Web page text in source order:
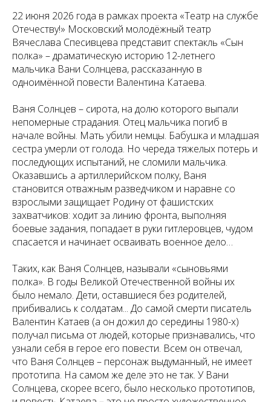
22 июня 2026 года в рамках проекта «Театр на службе
Отечеству!» Московский молодёжный театр
Вячеслава Спесивцева представит спектакль «Сын
полка» – драматическую историю 12-летнего
мальчика Вани Солнцева, рассказанную в
одноимённой повести Валентина Катаева.
Ваня Солнцев – сирота, на долю которого выпали
непомерные страдания. Отец мальчика погиб в
начале войны. Мать убили немцы. Бабушка и младшая
сестра умерли от голода. Но череда тяжелых потерь и
последующих испытаний, не сломили мальчика.
Оказавшись а артиллерийском полку, Ваня
становится отважным разведчиком и наравне со
взрослыми защищает Родину от фашистских
захватчиков: ходит за линию фронта, выполняя
боевые задания, попадает в руки гитлеровцев, чудом
спасается и начинает осваивать военное дело…
Таких, как Ваня Солнцев, называли «сыновьями
полка». В годы Великой Отечественной войны их
было немало. Дети, оставшиеся без родителей,
прибивались к солдатам... До самой смерти писатель
Валентин Катаев (а он дожил до середины 1980-х)
получал письма от людей, которые признавались, что
узнали себя в герое его повести. Всем он отвечал,
что Ваня Солнцев – персонаж выдуманный, не имеет
прототипа. На самом же деле это не так. У Вани
Солнцева, скорее всего, было несколько прототипов,